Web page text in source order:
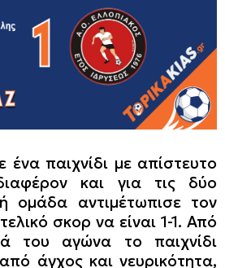
παιχνίδι με απίστευτο
και για τις δύο
ομάδα αντιμέτωπισε τον
σκορ να είναι 1-1. Από
του αγώνα το παιχνίδι
άγχος και νευρικότητα,